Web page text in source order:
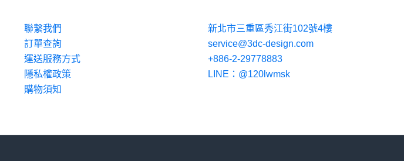
聯繫我們
訂單查詢
運送服務方式
隱私權政策
購物須知
新北市三重區秀江街102號4樓
service@3dc-design.com
+886-2-29778883
LINE：@120lwmsk